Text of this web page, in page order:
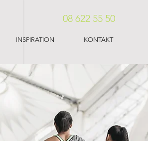
08 622 55 50
INSPIRATION KONTAKT